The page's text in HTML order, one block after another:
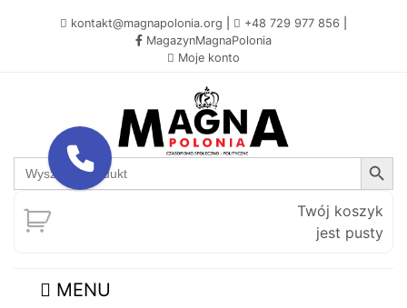
kontakt@magnapolonia.org +48 729 977 856
MagazynMagnaPolonia
Moje konto
Search
for:
Search Button
Twój koszyk
jest pusty
MENU